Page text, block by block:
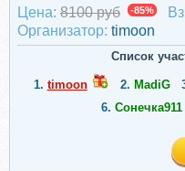
Цена: 8100 руб -85%
Организатор: timoon
Список
1. timoon 2. MadiG
6. Сонечка911